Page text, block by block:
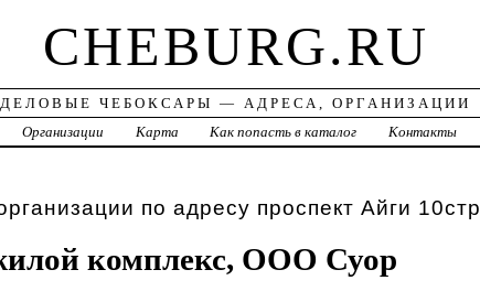
CHEBURG.RU
ДЕЛОВЫЕ ЧЕБОКСАРЫ — АДРЕСА, ОРГАНИЗАЦИИ
Организации Карта Как попасть в каталог Контакты
по адресу проспект Айги 10стр
комплекс, ООО Суор